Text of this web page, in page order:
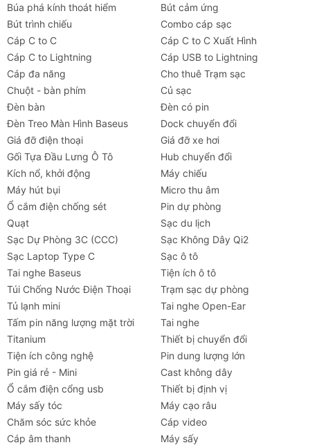
Tai nghe Máy chiếu Cho thuê
Búa phá kính thoát hiểm
Bút cảm ứng
Bút trình chiếu
Combo cáp sạc
Cáp C to C
Cáp C to C Xuất Hình
Cáp C to Lightning
Cáp USB to Lightning
Cáp đa năng
Cho thuê Trạm sạc
Chuột - bàn phím
Củ sạc
Đèn bàn
Đèn có pin
Đèn Treo Màn Hình Baseus
Dock chuyển đổi
Giá đỡ điện thoại
Giá đỡ xe hơi
Gối Tựa Đầu Lưng Ô Tô
Hub chuyển đổi
Kích nổ, khởi động
Máy chiếu
Máy hút bụi
Micro thu âm
Ổ cắm điện chống sét
Pin dự phòng
Quạt
Sạc du lịch
Sạc Dự Phòng 3C (CCC)
Sạc Không Dây Qi2
Sạc Laptop Type C
Sạc ô tô
Tai nghe Baseus
Tiện ích ô tô
Túi Chống Nước Điện Thoại
Trạm sạc dự phòng
Tủ lạnh mini
Tai nghe Open-Ear
Tấm pin năng lượng mặt trời
Tai nghe
Titanium
Thiết bị chuyển đổi
Tiện ích công nghệ
Pin dung lượng lớn
Pin giá rẻ - Mini
Cast không dây
Ổ cắm điện cổng usb
Thiết bị định vị
Máy sấy tóc
Máy cạo râu
Chăm sóc sức khỏe
Cáp video
Cáp âm thanh
Máy sấy